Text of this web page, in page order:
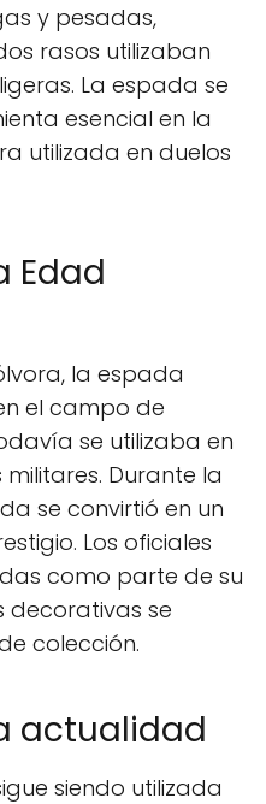
y pesadas,
rasos utilizaban
La espada se
esencial en la
utilizada en duelos
Edad
la espada
el campo de
se utilizaba en
Durante la
se convirtió en un
Los oficiales
como parte de su
decorativas se
colección.
actualidad
siendo utilizada